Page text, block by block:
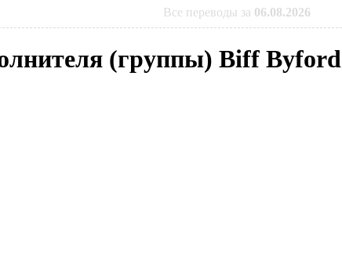
Все переводы за 06.08.2026
(группы) Biff Byford